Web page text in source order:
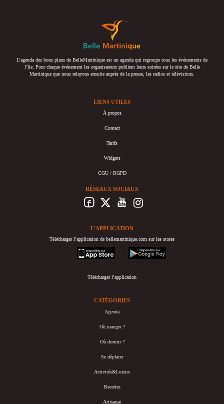
L’agenda des bons plans de BelleMartinique est un agenda qui regroupe tous les événements de
l’île. Pour chaque événement les organisateurs publient leurs soirées sur le site de Belle
Martinique que nous relayons ensuite auprès de la presse, les radios et télévisions.
LIENS UTILES
À propos
Contact
Tarifs
Widgets
CGU / RGPD
RÉSEAUX SOCIAUX
L’APPLICATION
Télécharger l’application de bellemartinique.com sur les stores
appstore
googleplay
Télécharger l’application
CATÉGORIES
Agenda
Où manger ?
Où dormir ?
Se déplacer
Activités&Loisirs
Recettes
Artisanat